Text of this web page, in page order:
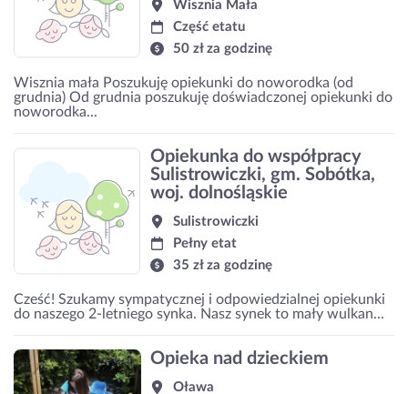
Wisznia Mała
Część etatu
50 zł za godzinę
Wisznia mała Poszukuję opiekunki do noworodka (od
grudnia) Od grudnia poszukuję doświadczonej opiekunki do
noworodka...
Opiekunka do współpracy
Sulistrowiczki, gm. Sobótka,
woj. dolnośląskie
Sulistrowiczki
Pełny etat
35 zł za godzinę
Cześć! Szukamy sympatycznej i odpowiedzialnej opiekunki
do naszego 2-letniego synka. Nasz synek to mały wulkan...
Opieka nad dzieckiem
Oława